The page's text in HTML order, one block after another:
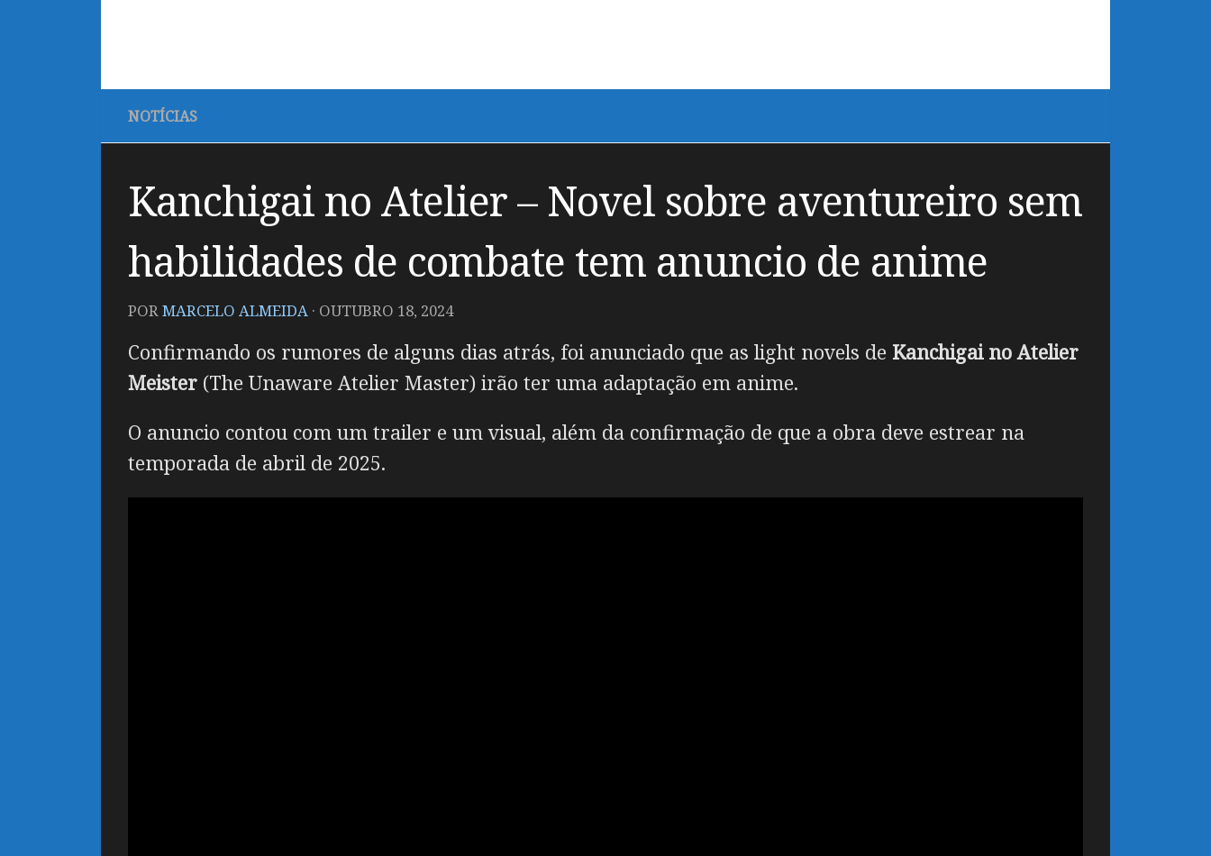
NOTÍCIAS
Kanchigai no Atelier – Novel sobre aventureiro sem
habilidades de combate tem anuncio de anime
PORMARCELO ALMEIDA · OUTUBRO 18, 2024
Confirmando os rumores de alguns dias atrás, foi anunciado que as light novels de Kanchigai no Atelier
Meister (The Unaware Atelier Master) irão ter uma adaptação em anime.
O anuncio contou com um trailer e um visual, além da confirmação de que a obra deve estrear na
temporada de abril de 2025.